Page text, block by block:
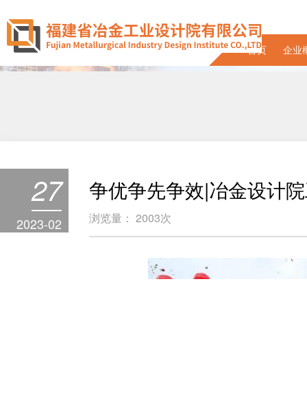
首页 企业
27
2023-02
争优争先争效|冶金设计
浏览量： 2003次